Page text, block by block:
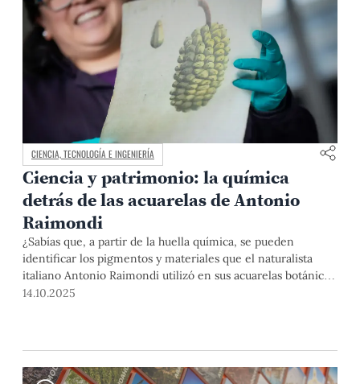
CIENCIA, TECNOLOGÍA E INGENIERÍA
Ciencia y patrimonio: la química
detrás de las acuarelas de Antonio
Raimondi
¿Sabías que, a partir de la huella química, se pueden
identificar los pigmentos y materiales que el naturalista
italiano Antonio Raimondi utilizó en sus acuarelas botánicas
en el siglo XIX? Las investigadoras Patricia Gonzales, Betty
14.10.2025